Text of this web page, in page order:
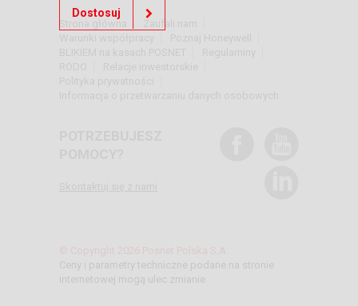
Strona główna
Ceny i parametry techniczne podane na stronie
internetowej mogą ulec zmianie
Dostosuj